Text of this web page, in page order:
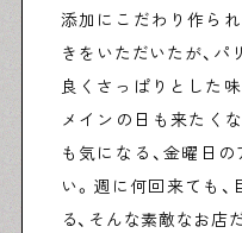
添加にこだわり作ら
きをいただいたが、パ
良くさっぱりとした
メインの日も来たく
も気になる、金曜日
い。週に何回来ても、
る、そんな素敵なお店だ